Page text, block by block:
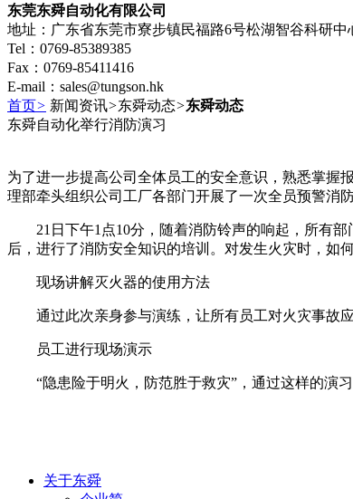
东莞东舜自动化有限公司
地址：广东省东莞市寮步镇民福路6号松湖智谷科研中
Tel：0769-85389385
Fax：0769-85411416
E-mail：sales@tungson.hk
首页> 新闻资讯>东舜动态>东舜动态
东舜自动化举行消防演习
为了进一步提高公司全体员工的安全意识，熟悉掌握
理部牵头组织公司工厂各部门开展了一次全员预警消
21日下午1点10分，随着消防铃声的响起，所有部
后，进行了消防安全知识的培训。对发生火灾时，如
现场讲解灭火器的使用方法
通过此次亲身参与演练，让所有员工对火灾事故应
员工进行现场演示
“隐患险于明火，防范胜于救灾”，通过这样的演习
关于东舜